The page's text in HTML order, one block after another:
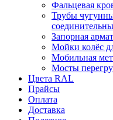
Фальцевая
Трубы
Запорная
Мойки колёс
Мобильная
Мосты
Цвета RAL
Прайсы
Оплата
Доставка